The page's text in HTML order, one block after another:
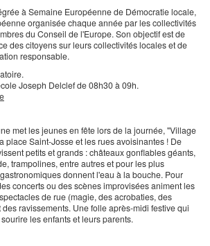
à Semaine Européenne de Démocratie locale,
organisée chaque année par les collectivités
du Conseil de l'Europe. Son objectif est de
des citoyens sur leurs collectivités locales et de
responsable.
Joseph Delclef de 08h30 à 09h.
met les jeunes en fête lors de la journée, "Village
place Saint-Josse et les rues avoisinantes ! De
petits et grands : châteaux gonflables géants,
trampolines, entre autres et pour les plus
donnent l'eau à la bouche. Pour
concerts ou des scènes improvisées animent les
de rue (magie, des acrobaties, des
ravissements. Une folle après-midi festive qui
les enfants et leurs parents.